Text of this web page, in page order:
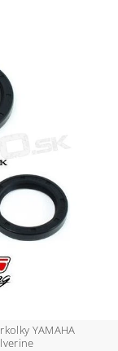
YAMAHA